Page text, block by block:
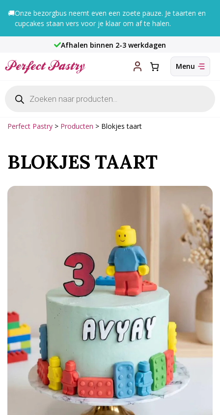
naar
🚚Onze bezorgbus neemt even een zoete pauze. Je taarten en
cupcakes staan vers voor je klaar om af te halen.
Afhalen binnen 2-3 werkdagen
zoeken
Perfect Pastry > Producten > Blokjes taart
BLOKJES TAART